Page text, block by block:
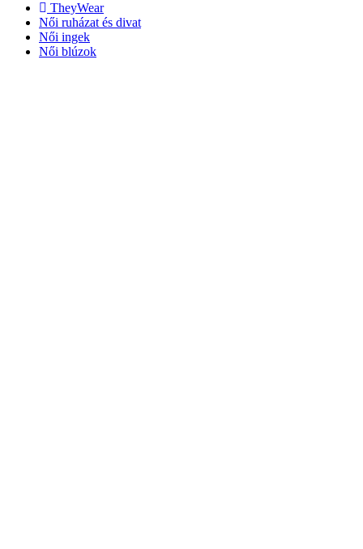
TheyWear
Női ruházat és divat
Női ingek
Női blúzok